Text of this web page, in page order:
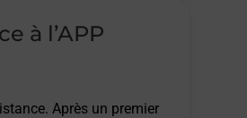
à l’APP
Après un premier